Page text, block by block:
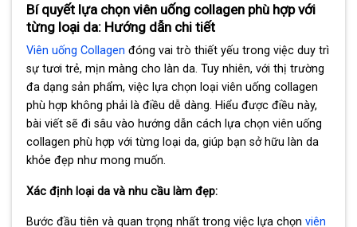
Bí quyết lựa chọn viên uống collagen phù hợp với
từng loại da: Hướng dẫn chi tiết
Viên uống Collagen đóng vai trò thiết yếu trong việc duy trì
sự tươi trẻ, mịn màng cho làn da. Tuy nhiên, với thị trường
đa dạng sản phẩm, việc lựa chọn loại viên uống collagen
phù hợp không phải là điều dễ dàng. Hiểu được điều này,
bài viết sẽ đi sâu vào hướng dẫn cách lựa chọn viên uống
collagen phù hợp với từng loại da, giúp bạn sở hữu làn da
khỏe đẹp như mong muốn.
Xác định loại da và nhu cầu làm đẹp:
Bước đầu tiên và quan trọng nhất trong việc lựa chọn viên